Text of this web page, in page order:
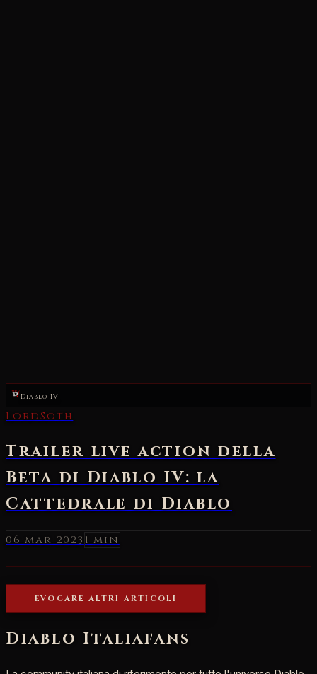
Diablo IV
LordSoth
Trailer live action della
Beta di Diablo IV: la
Cattedrale di Diablo
06 mar 2023 1 min
EVOCARE ALTRI ARTICOLI
Diablo Italiafans